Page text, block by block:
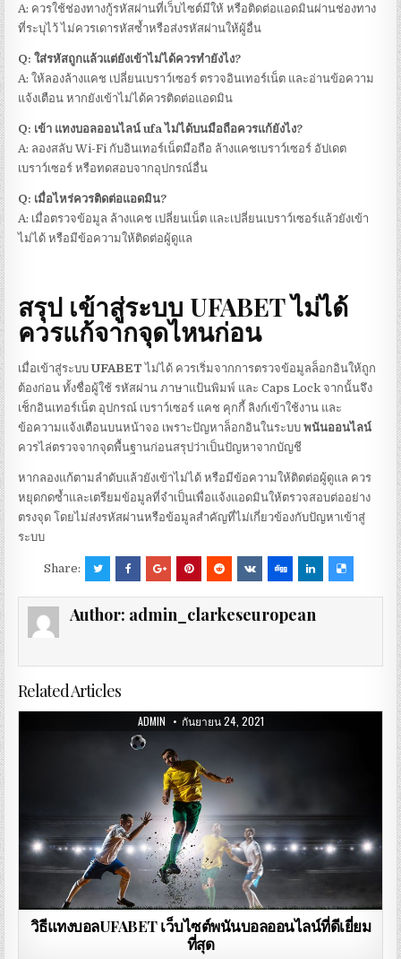
A: ควรใช้ช่องทางกู้รหัสผ่านที่เว็บไซต์มีให้ หรือติดต่อแอดมินผ่านช่องทาง
ที่ระบุไว้ ไม่ควรเดารหัสซ้ำหรือส่งรหัสผ่านให้ผู้อื่น
Q: ใส่รหัสถูกแล้วแต่ยังเข้าไม่ได้ควรทำยังไง?
A: ให้ลองล้างแคช เปลี่ยนเบราว์เซอร์ ตรวจอินเทอร์เน็ต และอ่านข้อความ
แจ้งเตือน หากยังเข้าไม่ได้ควรติดต่อแอดมิน
Q: เข้า แทงบอลออนไลน์ ufa ไม่ได้บนมือถือควรแก้ยังไง?
A: ลองสลับ Wi-Fi กับอินเทอร์เน็ตมือถือ ล้างแคชเบราว์เซอร์ อัปเดต
เบราว์เซอร์ หรือทดสอบจากอุปกรณ์อื่น
Q: เมื่อไหร่ควรติดต่อแอดมิน?
A: เมื่อตรวจข้อมูล ล้างแคช เปลี่ยนเน็ต และเปลี่ยนเบราว์เซอร์แล้วยังเข้า
ไม่ได้ หรือมีข้อความให้ติดต่อผู้ดูแล
สรุป เข้าสู่ระบบ UFABETไม่ได้
ควรแก้จากจุดไหนก่อน
เมื่อเข้าสู่ระบบUFABET ไม่ได้ ควรเริ่มจากการตรวจข้อมูลล็อกอินให้ถูก
ต้องก่อน ทั้งชื่อผู้ใช้ รหัสผ่าน ภาษาแป้นพิมพ์ และ Caps Lock จากนั้นจึง
เช็กอินเทอร์เน็ต อุปกรณ์ เบราว์เซอร์ แคช คุกกี้ ลิงก์เข้าใช้งาน และ
ข้อความแจ้งเตือนบนหน้าจอ เพราะปัญหาล็อกอินในระบบพนันออนไลน์
ควรไล่ตรวจจากจุดพื้นฐานก่อนสรุปว่าเป็นปัญหาจากบัญชี
หากลองแก้ตามลำดับแล้วยังเข้าไม่ได้ หรือมีข้อความให้ติดต่อผู้ดูแล ควร
หยุดกดซ้ำและเตรียมข้อมูลที่จำเป็นเพื่อแจ้งแอดมินให้ตรวจสอบต่ออย่าง
ตรงจุด โดยไม่ส่งรหัสผ่านหรือข้อมูลสำคัญที่ไม่เกี่ยวข้องกับปัญหาเข้าสู่
ระบบ
Share:
Author: admin_clarkeseuropean
Related Articles
ADMIN กันยายน 24, 2021
วิธีแทงบอลUFABET เว็บไซต์พนันบอลออนไลน์ที่ดีเยี่ยม
ที่สุด